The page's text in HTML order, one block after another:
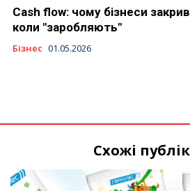
Cash flow: чому бізнеси
коли "заробляють"
Бізнес 01.05.2026
Схожі